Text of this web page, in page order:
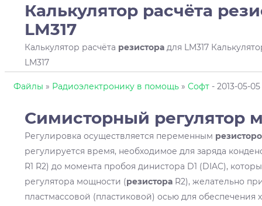
Калькулятор расчёта
LM317
Калькулятор расчёта резисторадля LM317
LM317
Файлы » Радиоэлектронику в помощь » Софт - 2013-05-
Симисторный регулятор
Регулировка осуществляется переменным
регулируется время, необходимое для заряда
R1 R2) до момента пробоя динистора D1 (DIAC),
регулятора мощности (резистораR2), желательно
пластмассовой (пластиковой) осью для